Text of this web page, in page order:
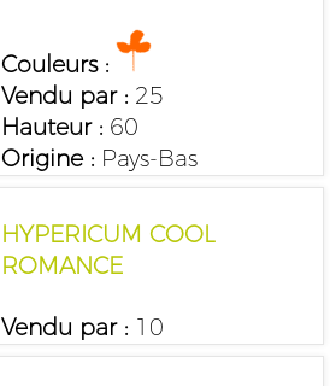
Couleurs :
Vendu par :25
Hauteur :60
Origine :Pays-Bas
HYPERICUM COOL
ROMANCE
Vendu par :10